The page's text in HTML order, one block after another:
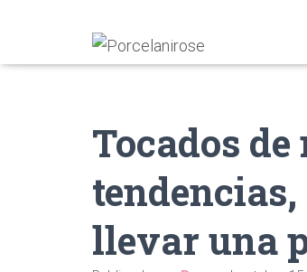
Tocados
llevar una